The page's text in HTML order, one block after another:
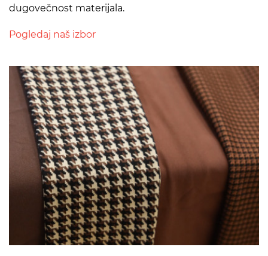
dugovečnost materijala.
Pogledaj naš izbor